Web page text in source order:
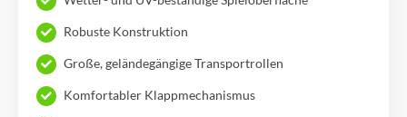
Robuste Konstruktion
Große, geländegängige Transportrollen
Komfortabler Klappmechanismus